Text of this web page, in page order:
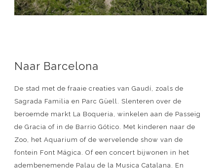
Naar Barcelona
De stad met de fraaie creaties van Gaudí, zoals de
Sagrada Familia en Parc Güell. Slenteren over de
beroemde markt La Boqueria, winkelen aan de Passeig
de Gracia of in de Barrio Gótico. Met kinderen naar de
Zoo, het Aquarium of de wervelende show van de
fontein Font Mágica. Of een concert bijwonen in het
adembenemende Palau de la Musica Catalana. En